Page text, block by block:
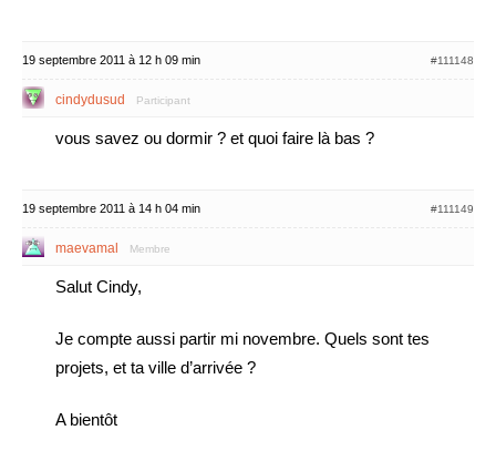
19 septembre 2011 à 12 h 09 min #111148
cindydusud Participant
vous savez ou dormir ? et quoi faire là bas ?
19 septembre 2011 à 14 h 04 min #111149
maevamal Membre
Salut Cindy,
Je compte aussi partir mi novembre. Quels sont tes
projets, et ta ville d’arrivée ?
A bientôt